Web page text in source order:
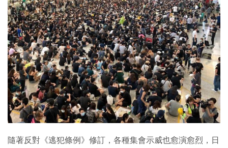
IT Times
生成式AI與雲端應用
Enterprise Digital Transformation
特集
隨著反對《逃犯條例》修訂，各種集會示威也愈演愈烈，日